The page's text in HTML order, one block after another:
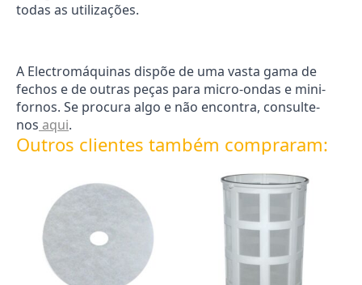
todas as utilizações.
A Electromáquinas dispõe de uma vasta gama de
fechos e de outras peças para micro-ondas e mini-
fornos. Se procura algo e não encontra, consulte-
nos aqui.
Outros clientes também compraram: